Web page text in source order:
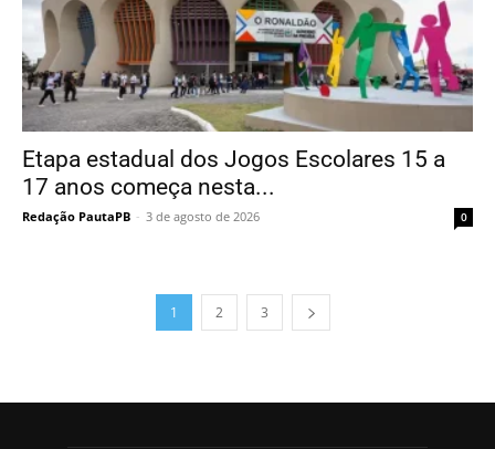
Etapa estadual dos Jogos Escolares 15 a
17 anos começa nesta...
Redação PautaPB - 3 de agosto de 2026 0
1 2 3